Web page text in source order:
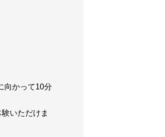
向かって10分
いただけま